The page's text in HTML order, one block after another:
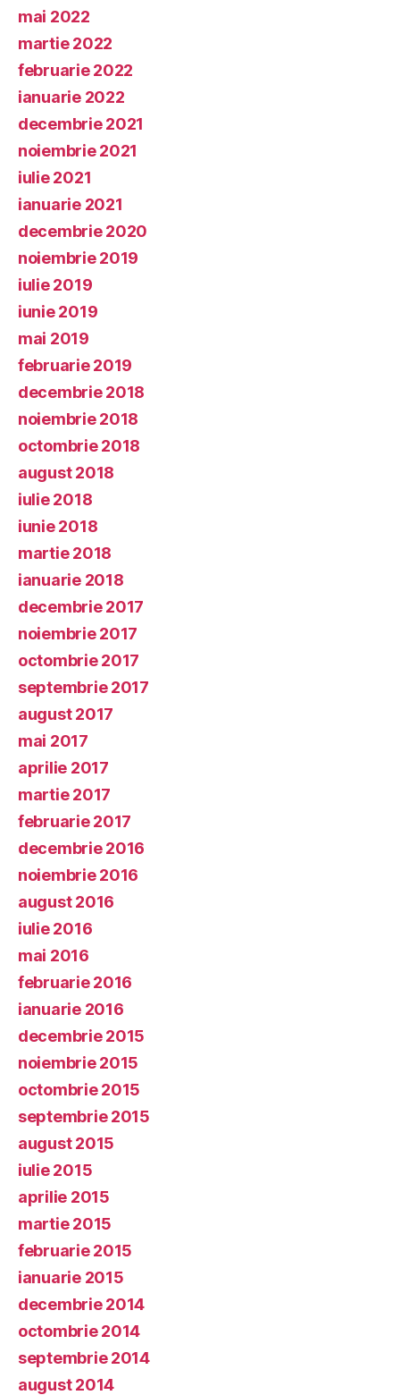
mai 2022
martie 2022
februarie 2022
ianuarie 2022
decembrie 2021
noiembrie 2021
iulie 2021
ianuarie 2021
decembrie 2020
noiembrie 2019
iulie 2019
iunie 2019
mai 2019
februarie 2019
decembrie 2018
noiembrie 2018
octombrie 2018
august 2018
iulie 2018
iunie 2018
martie 2018
ianuarie 2018
decembrie 2017
noiembrie 2017
octombrie 2017
septembrie 2017
august 2017
mai 2017
aprilie 2017
martie 2017
februarie 2017
decembrie 2016
noiembrie 2016
august 2016
iulie 2016
mai 2016
februarie 2016
ianuarie 2016
decembrie 2015
noiembrie 2015
octombrie 2015
septembrie 2015
august 2015
iulie 2015
aprilie 2015
martie 2015
februarie 2015
ianuarie 2015
decembrie 2014
octombrie 2014
septembrie 2014
august 2014